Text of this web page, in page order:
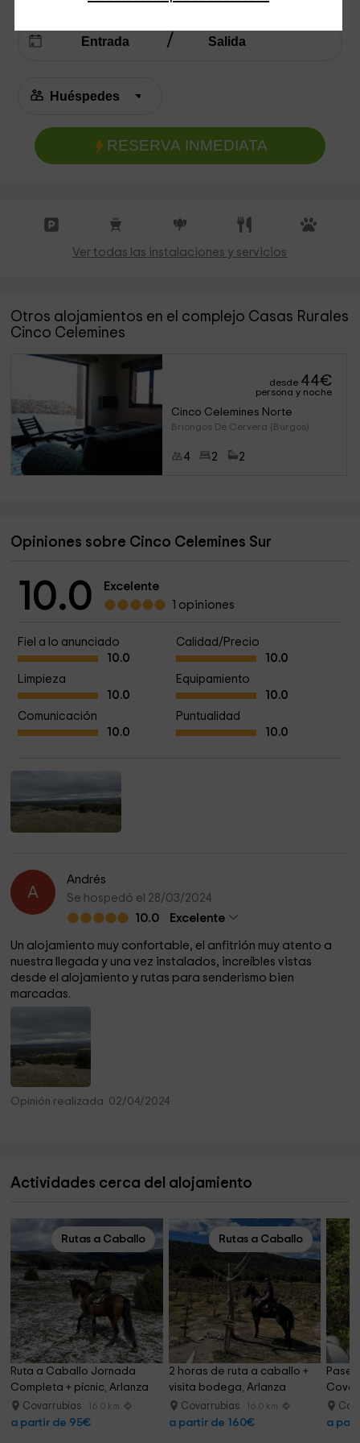
RESERVA INMEDIATA
Ver todas las instalaciones y servicios
Otros alojamientos en el complejo Casas Rurales
Cinco Celemines
desde 44€
persona y noche
Cinco Celemines Norte
Briongos De Cervera (Burgos)
4 2 2
Opiniones sobre Cinco Celemines Sur
10.0
Excelente
1 opiniones
Fiel a lo anunciado
10.0
Calidad/Precio
10.0
Limpieza
10.0
Equipamiento
10.0
Comunicación
10.0
Puntualidad
10.0
A
Andrés
Se hospedó el 28/03/2024
10.0
Excelente
Un alojamiento muy confortable, el anfitrión muy atento a
nuestra llegada y una vez instalados, increíbles vistas
desde el alojamiento y rutas para senderismo bien
marcadas.
Opinión realizada: 02/04/2024
Actividades cerca del alojamiento
Rutas a Caballo
Ruta a Caballo Jornada
Completa + pícnic, Arlanza
Covarrubias 16.0 km
a partir de 95€
Rutas a Caballo
2 horas de ruta a caballo +
visita bodega, Arlanza
Covarrubias 16.0 km
a partir de 160€ a